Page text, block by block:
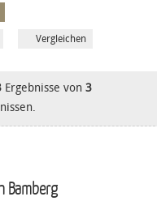
Vergleichen
Ergebnisse von 3
Bamberg